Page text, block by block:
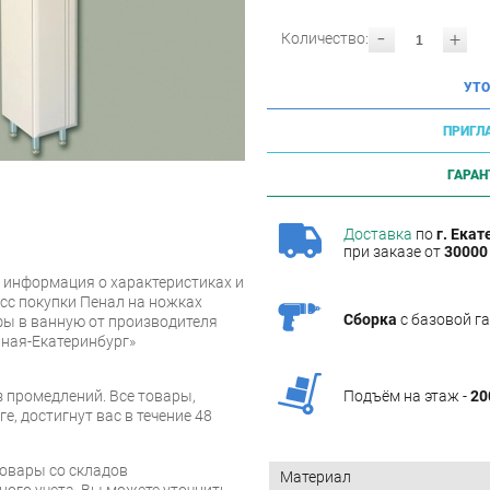
- +
Количество:
Доставка пог.
при заказе от30000
Сборка с базовой
Подъём на этаж -
о характеристиках и
покупки Пенал на ножках
в ванную от производителя
Екатеринбург»
Все товары,
достигнут вас в течение 48
со складов
Материал